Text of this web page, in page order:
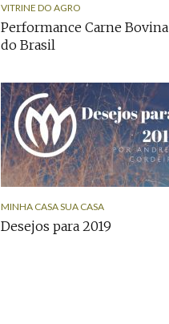
VITRINE DO AGRO
Performance Carne Bovina
do Brasil
MINHA CASA SUA CASA
Desejos para 2019